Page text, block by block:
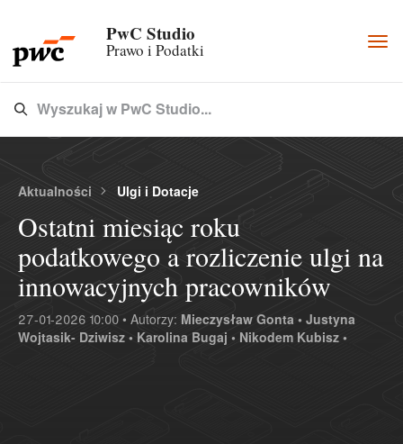
PwC Studio
Prawo i Podatki
Type 3 or more characters for results.
Wyszukaj w PwC Studio...
Aktualności Ulgi i Dotacje
Ostatni miesiąc roku
podatkowego a rozliczenie ulgi na
innowacyjnych pracowników
27-01-2026 10:00 • Autorzy: Mieczysław Gonta • Justyna
Wojtasik- Dziwisz • Karolina Bugaj • Nikodem Kubisz •